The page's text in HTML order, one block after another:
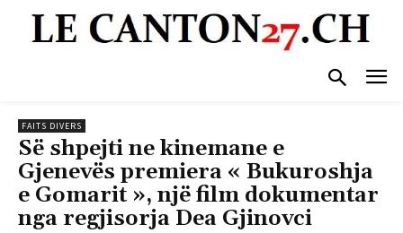
FAITS DIVERS
Së shpejti ne kinemane e
Gjenevës premiera « Bukuroshja
e Gomarit », një film dokumentar
nga regjisorja Dea Gjinovci